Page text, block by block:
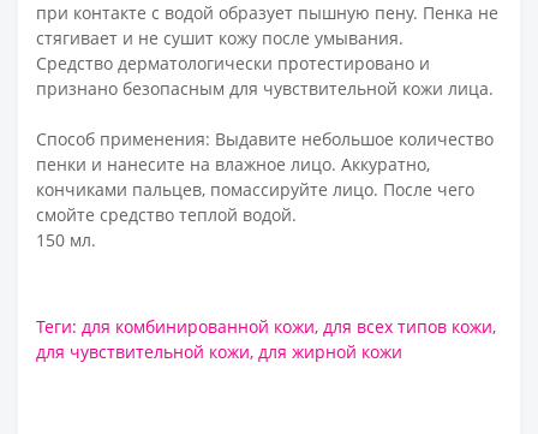
при контакте с водой образует пышную пену. Пенка не
стягивает и не сушит кожу после умывания.
Средство дерматологически протестировано и
признано безопасным для чувствительной кожи лица.
Способ применения: Выдавите небольшое количество
пенки и нанесите на влажное лицо. Аккуратно,
кончиками пальцев, помассируйте лицо. После чего
смойте средство теплой водой.
150 мл.
Теги: для комбинированной кожи, для всех типов кожи,
для чувствительной кожи, для жирной кожи